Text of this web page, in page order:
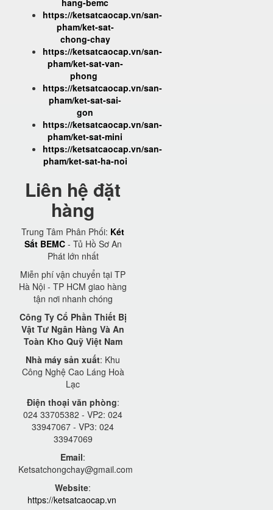
hang-bemc
https://ketsatcaocap.vn/san-
pham/ket-sat-
chong-chay
https://ketsatcaocap.vn/san-
pham/ket-sat-van-
phong
https://ketsatcaocap.vn/san-
pham/ket-sat-sai-
gon
https://ketsatcaocap.vn/san-
pham/ket-sat-mini
https://ketsatcaocap.vn/san-
pham/ket-sat-ha-noi
Liên hệ đặt
hàng
Trung Tâm Phân Phối: Két
Sắt BEMC- Tủ Hồ Sơ An
Phát lớn nhất
Miễn phí vận chuyển tại TP
Hà Nội - TP HCM giao hàng
tận nơi nhanh chóng
Công Ty Cổ Phần Thiết Bị
Vật Tư Ngân Hàng Và An
Toàn Kho Quỹ Việt Nam
Nhà máy sản xuất: Khu
Công Nghệ Cao Láng Hoà
Lạc
Điện thoại văn phòng:
024 33705382 - VP2: 024
33947067 - VP3: 024
33947069
Email:
Ketsatchongchay@gmail.com
Website:
https://ketsatcaocap.vn